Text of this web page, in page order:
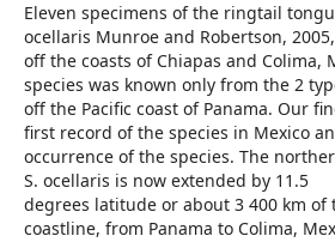
Eleven specimens of the ringtail
ocellaris Munroe and Robertson,
off the coasts of Chiapas and Colima,
species was known only from the 2
off the Pacific coast of Panama. Our
first record of the species in Mexico
occurrence of the species. The
S. ocellaris is now extended by 11.5
degrees latitude or about 3 400 km of
coastline, from Panama to Colima,